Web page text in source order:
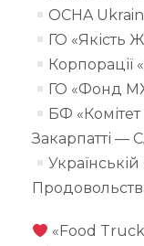
OCHA
ГО «Якість
Корпорації
ГО «Фонд
БФ
Закарпатті —
«Food